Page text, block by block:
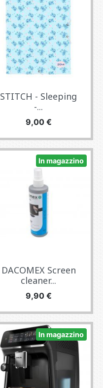
STITCH - Sleeping
-...
Prezzo
9,00 €
In magazzino
DACOMEX Screen
cleaner...
Prezzo
9,90 €
In magazzino